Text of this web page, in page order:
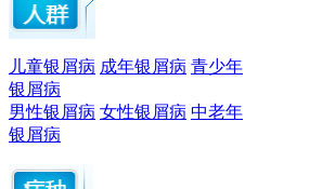
儿童银屑病 成年银屑病 青少年
银屑病
男性银屑病 女性银屑病 中老年
银屑病